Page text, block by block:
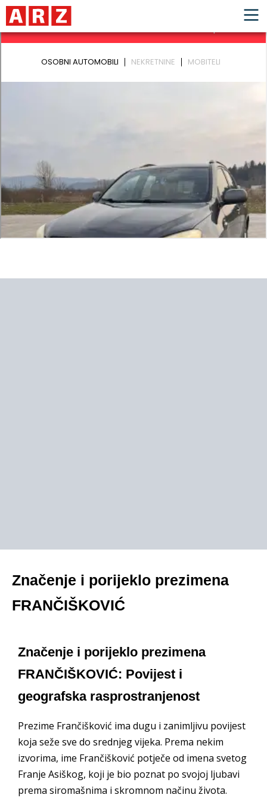
Značenje i porijeklo prezimena
FRANČIŠKOVIĆ
Značenje i porijeklo prezimena
FRANČIŠKOVIĆ: Povijest i
geografska rasprostranjenost
Prezime Frančišković ima dugu i zanimljivu povijest
koja seže sve do srednjeg vijeka. Prema nekim
izvorima, ime Frančišković potječe od imena svetog
Franje Asiškog, koji je bio poznat po svojoj ljubavi
prema siromašnima i skromnom načinu života.